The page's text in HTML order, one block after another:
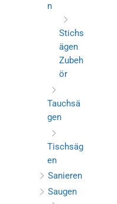
n
Stichs
ägen
Zubeh
ör
Tauchsä
gen
Tischsäg
en
Sanieren
Saugen